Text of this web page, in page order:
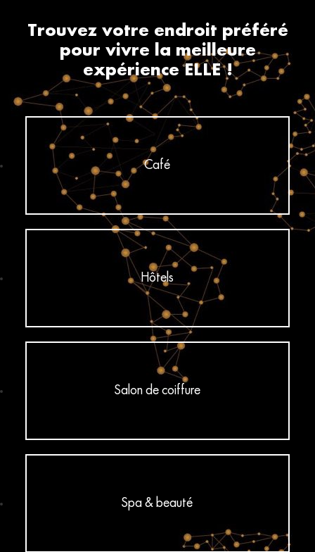
Trouvez votre endroit préféré
pour vivre la meilleure
expérience ELLE !
Café
Hôtels
Salon de coiffure
Spa & beauté